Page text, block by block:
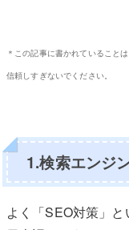
＊この記事に書かれていること
信頼しすぎないでください。
1.検索エンジ
よく「SEO対策」と